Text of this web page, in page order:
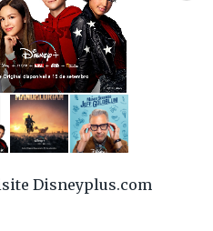
Disneyplus.com